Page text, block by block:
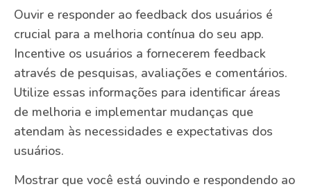
Ouvir e responder ao feedback dos usuários é
crucial para a melhoria contínua do seu app.
Incentive os usuários a fornecerem feedback
através de pesquisas, avaliações e comentários.
Utilize essas informações para identificar áreas
de melhoria e implementar mudanças que
atendam às necessidades e expectativas dos
usuários.
Mostrar que você está ouvindo e respondendo ao